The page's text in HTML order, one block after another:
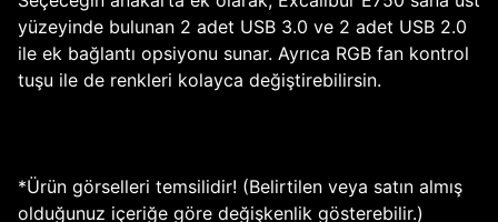
yüzeyinde bulunan 2 adet USB 3.0 ve 2 adet USB 2.0
ile ek bağlantı opsiyonu sunar. Ayrıca RGB fan kontrol
tuşu ile de renkleri kolayca değiştirebilirsin.
*Ürün görselleri temsilidir! (Belirtilen veya satın almış
olduğunuz içeriğe göre değişkenlik gösterebilir.)